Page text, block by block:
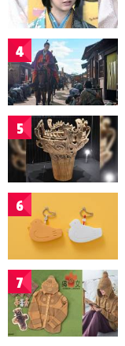
4
5
6
7